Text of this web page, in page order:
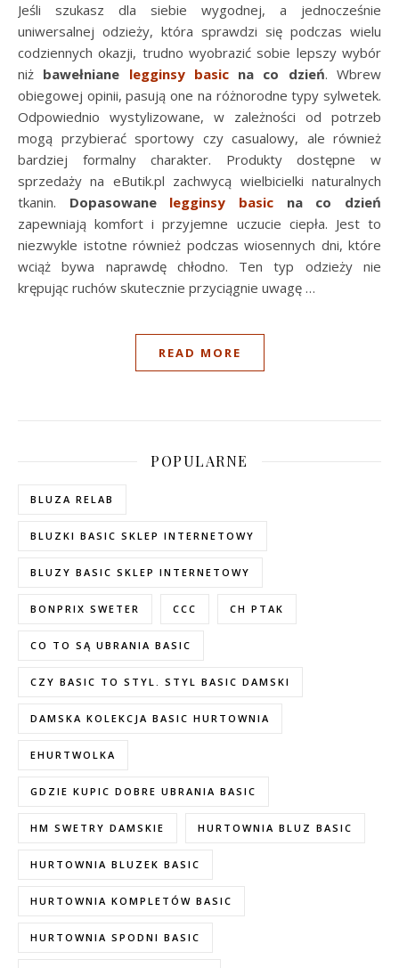
Jeśli szukasz dla siebie wygodnej, a jednocześnie
uniwersalnej odzieży, która sprawdzi się podczas wielu
codziennych okazji, trudno wyobrazić sobie lepszy wybór
niż bawełniane legginsy basicna co dzień. Wbrew
obiegowej opinii, pasują one na różnorodne typy sylwetek.
Odpowiednio wystylizowane, w zależności od potrzeb
mogą przybierać sportowy czy casualowy, ale również
bardziej formalny charakter. Produkty dostępne w
sprzedaży na eButik.pl zachwycą wielbicielki naturalnych
tkanin. Dopasowane legginsy basic na co dzień
zapewniają komfort i przyjemne uczucie ciepła. Jest to
niezwykle istotne również podczas wiosennych dni, które
wciąż bywa naprawdę chłodno. Ten typ odzieży nie
krępując ruchów skutecznie przyciągnie uwagę …
READ MORE
POPULARNE
BLUZA RELAB
BLUZKI BASIC SKLEP INTERNETOWY
BLUZY BASIC SKLEP INTERNETOWY
BONPRIX SWETER CCC CH PTAK
CO TO SĄ UBRANIA BASIC
CZY BASIC TO STYL. STYL BASIC DAMSKI
DAMSKA KOLEKCJA BASIC HURTOWNIA
EHURTWOLKA
GDZIE KUPIC DOBRE UBRANIA BASIC
HM SWETRY DAMSKIE HURTOWNIA BLUZ BASIC
HURTOWNIA BLUZEK BASIC
HURTOWNIA KOMPLETÓW BASIC
HURTOWNIA SPODNI BASIC